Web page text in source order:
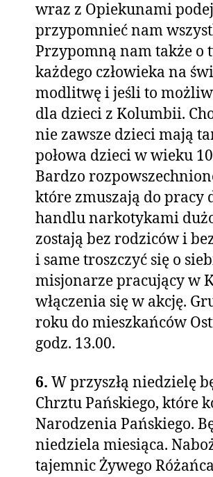
wraz z Opiekunami
przypomnieć nam
Przypomną nam także o
każdego człowieka na
modlitwę i jeśli to
dla dzieci z Kolumbii.
nie zawsze dzieci mają
połowa dzieci w wieku
Bardzo
które zmuszają do pracy
handlu narkotykami
zostają bez rodziców i
i same troszczyć się o
misjonarze pracujący w
włączenia się w akcję.
roku do mieszkańców
godz. 13.00.
6. W przyszłą niedzielę
Chrztu Pańskiego, które
Narodzenia Pańskiego.
niedziela miesiąca.
tajemnic Żywego